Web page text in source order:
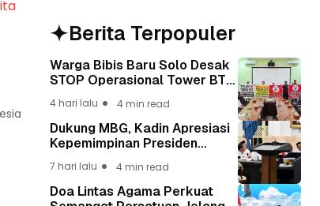
Berita Terpopuler
Warga Bibis Baru Solo Desak
STOP Operasional Tower BTS,
Keselamatan Warga Lebih
Berharga
4 hari lalu 4 min read
Dukung MBG, Kadin Apresiasi
Kepemimpinan Presiden
7 hari lalu 4 min read
Doa Lintas Agama Perkuat